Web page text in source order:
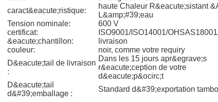
caract&eacute;ristique:
haute Chaleur R&eacute;sistant
L&amp;#39;eau
Tension nominale:
600 V
certificat:
ISO9001/ISO14001/
&eacute;chantillon:
livraison
couleur:
noir, comme votre requiry
D&eacute;tail de livraison
:
Dans les 15 jours apr&egrave;s
r&eacute;ception de votre
d&eacute;p&ocirc;t
D&eacute;tail
d&#39;emballage :
Standard d&#39;exportation